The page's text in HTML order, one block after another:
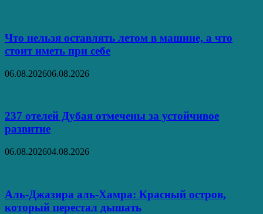
Что нельзя оставлять летом в машине, а что
стоит иметь при себе
06.08.202606.08.2026
237 отелей Дубая отмечены за устойчивое
развитие
06.08.202604.08.2026
Аль‑Джазира аль‑Хамра: Красный остров,
который перестал дышать